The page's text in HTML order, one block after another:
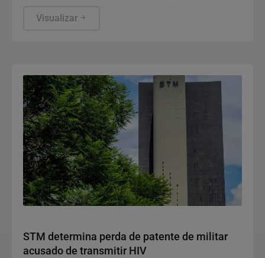
Visualizar
STM determina perda de patente de militar
acusado de transmitir HIV